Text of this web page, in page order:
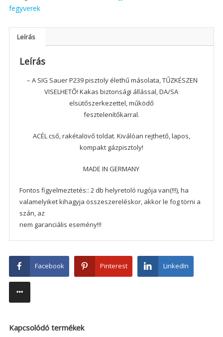
fegyverek
Leírás
Leírás
– A SIG Sauer P239 pisztoly élethű másolata, TŰZKÉSZEN
VISELHETŐ! Kakas biztonsági állással, DA/SA
elsütőszerkezettel, működő
fesztelenítőkarral.
ACÉL cső, rakétalövő toldat. Kiválóan rejthető, lapos,
kompakt gázpisztoly!
MADE IN GERMANY
Fontos figyelmeztetés:: 2 db helyretoló rugója van(!!!), ha
valamelyiket kihagyja összeszereléskor, akkor le fog törni a
szán, az
nem garanciális esemény!!!
Facebook Pinterest LinkedIn
Kapcsolódó termékek